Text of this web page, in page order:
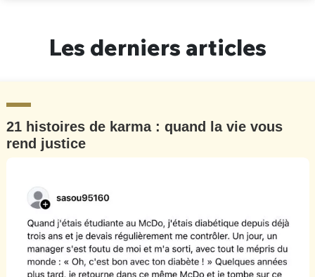
Les derniers articles
21 histoires de karma : quand la vie vous
rend justice
Un Thread